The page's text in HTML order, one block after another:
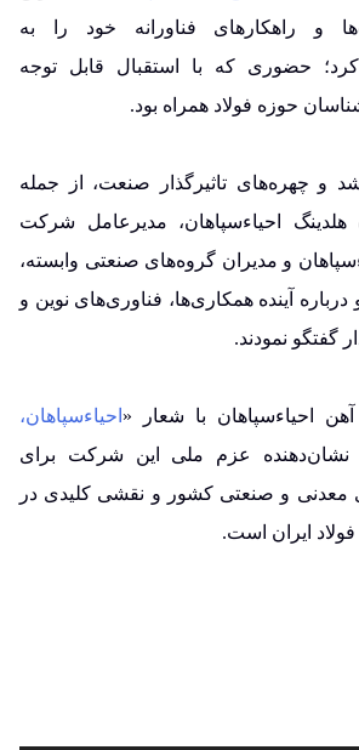
و راهکارهای فناورانه خود را به
کرد؛ حضوری که با استقبال قابل توجه
حوزه فولاد همراه بود.
و چهره‌های تاثیرگذار صنعت، از جمله
احیاءسپاهان، مدیرعامل شرکت
و مدیران گروه‌های صنعتی وابسته،
درباره آینده همکاری‌ها، فناوری‌های نوین و
گفتگو نمودند.
احیاءسپاهان با شعار « احیاءسپاهان،
نشان‌دهنده عزم ملی این شرکت برای
معدنی و صنعتی کشور و نقشی کلیدی در
ایران است.